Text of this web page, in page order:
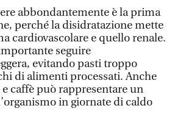
abbondantemente è la prima
perché la disidratazione mette
cardiovascolare e quello renale.
seguire
evitando pasti troppo
di alimenti processati. Anche
e caffè può rappresentare un
in giornate di caldo